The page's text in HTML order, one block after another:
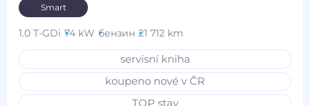
Smart
1.0 T-GDi 74 kW бензин 21 712 km
servisní kniha
koupeno nové v ČR
TOP stav